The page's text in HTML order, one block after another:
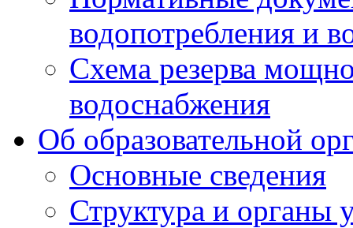
водопотребления и
Схема резерва
водоснабжения
Об образовательной
Основные сведения
Структура и органы